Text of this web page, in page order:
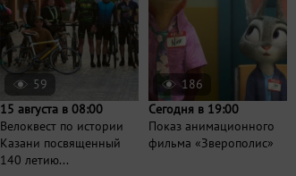
59
15 августа в 08:00
Велоквест по истории
Казани посвященный
140 летию...
186
Сегодня в 19:00
Показ анимационного
фильма «Зверополис»